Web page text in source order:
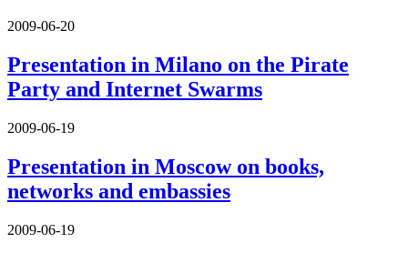
2009-06-20
Presentation in Milano on the Pirate
Party and Internet Swarms
2009-06-19
Presentation in Moscow on books,
networks and embassies
2009-06-19